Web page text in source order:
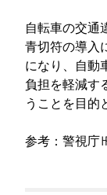
自転車の交通
青切符の導入
になり、自動
負担を軽減す
うことを目的
参考：警視庁